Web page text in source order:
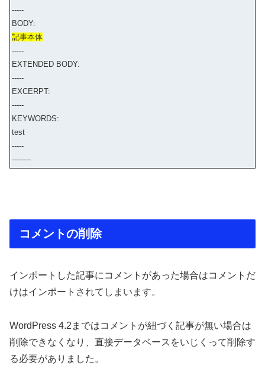
-----
BODY:
記事本体
-----
EXTENDED BODY:
-----
EXCERPT:
-----
KEYWORDS:
test
-----
--------
コメントの削除
インポートした記事にコメントがあった場合はコメントだ
けはインポートされてしまいます。
WordPress 4.2まではコメントが紐づく記事が無い場合は
削除できなくなり、直接データベースをいじくって削除す
る必要がありました。